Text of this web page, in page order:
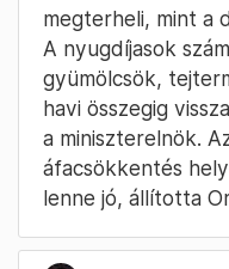
megterheli, mint a
A nyugdíjasok
gyümölcsök,
havi összegig
a miniszterelnök.
áfacsökkentés
lenne jó, állította